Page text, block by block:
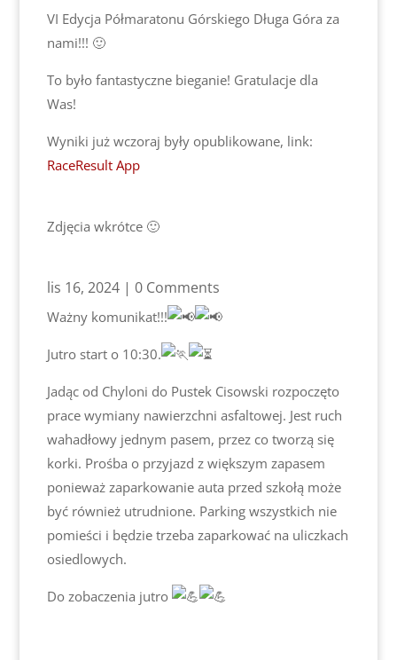
VI Edycja Półmaratonu Górskiego Długa Góra za
nami!!! 🙂
To było fantastyczne bieganie! Gratulacje dla
Was!
Wyniki już wczoraj były opublikowane, link:
RaceResult App
Zdjęcia wkrótce 🙂
lis 16, 2024| 0 Comments
Ważny komunikat!!!
Jutro start o 10:30.
Jadąc od Chyloni do Pustek Cisowski rozpoczęto
prace wymiany nawierzchni asfaltowej. Jest ruch
wahadłowy jednym pasem, przez co tworzą się
korki. Prośba o przyjazd z większym zapasem
ponieważ zaparkowanie auta przed szkołą może
być również utrudnione. Parking wszystkich nie
pomieści i będzie trzeba zaparkować na uliczkach
osiedlowych.
Do zobaczenia jutro